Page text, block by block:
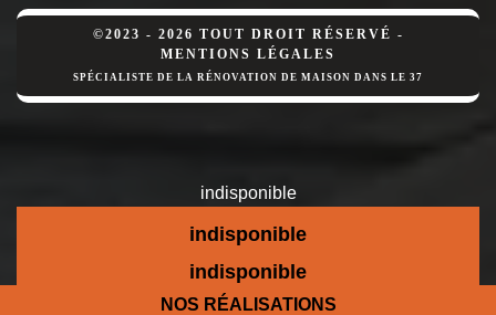
NOS RÉALISATIONS
©2023 - 2026 TOUT DROIT RÉSERVÉ -
MENTIONS LÉGALES
SPÉCIALISTE DE LA RÉNOVATION DE MAISON DANS LE 37
indisponible
indisponible
indisponible